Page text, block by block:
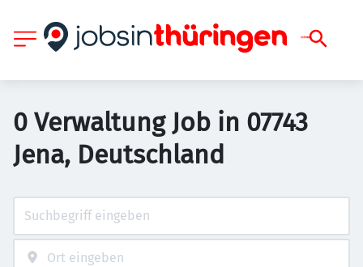
0 Verwaltung Job in 07743
Jena, Deutschland